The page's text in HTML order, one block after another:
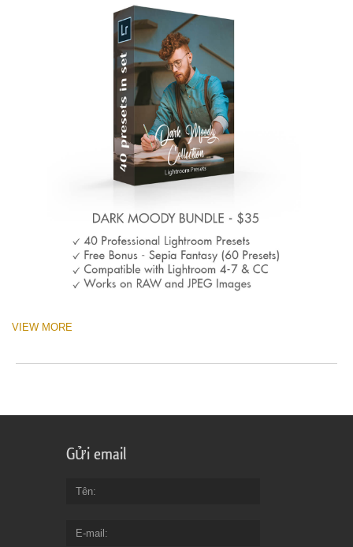
VIEW MORE
Gửi email
Tên
E-mail